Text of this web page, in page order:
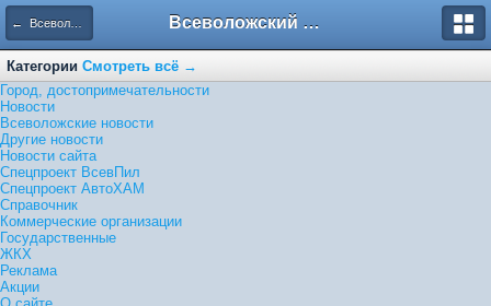
← Всеволожские новости Всеволожский форум
Категории Смотреть всё →
Город, достопримечательности
Новости
Всеволожские новости
Другие новости
Новости сайта
Спецпроект ВсевПил
Спецпроект АвтоХАМ
Справочник
Коммерческие организации
Государственные
ЖКХ
Реклама
Акции